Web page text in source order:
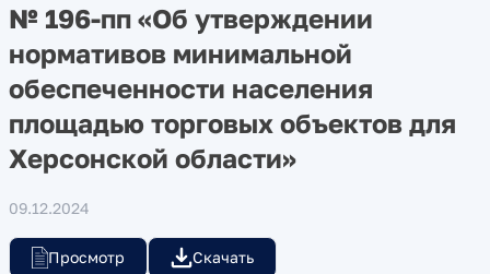
№ 196-пп «Об утверждении
нормативов минимальной
обеспеченности населения
площадью торговых объектов для
Херсонской области»
09.12.2024
Просмотр Скачать